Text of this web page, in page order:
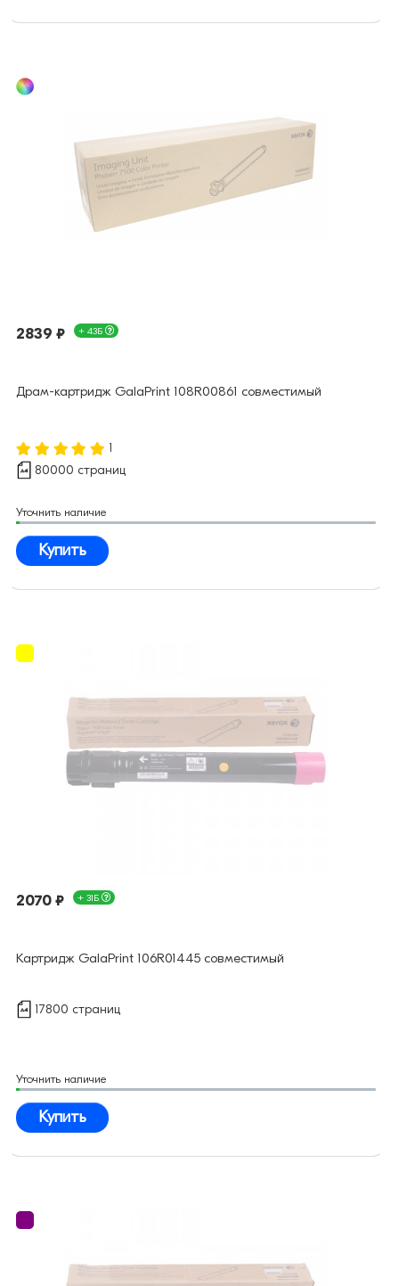
2839 ₽ + 43Б
Драм-картридж GalaPrint 108R00861 совместимый
1
80000 страниц
Уточнить наличие
Купить
2070 ₽ + 31Б
Картридж GalaPrint 106R01445 совместимый
17800 страниц
Уточнить наличие
Купить